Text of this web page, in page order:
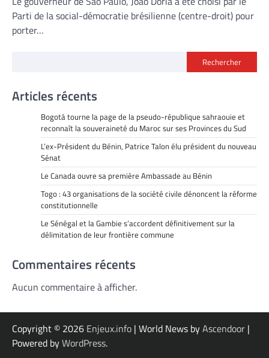
Parti de la social-démocratie brésilienne (centre-droit) pour
porter…
Rechercher
Articles récents
Bogotá tourne la page de la pseudo-république sahraouie et
reconnaît la souveraineté du Maroc sur ses Provinces du Sud
L’ex-Président du Bénin, Patrice Talon élu président du nouveau
Sénat
Le Canada ouvre sa première Ambassade au Bénin
Togo : 43 organisations de la société civile dénoncent la réforme
constitutionnelle
Le Sénégal et la Gambie s’accordent définitivement sur la
délimitation de leur frontière commune
Commentaires récents
Aucun commentaire à afficher.
Copyright © 2026 Enjeux.info | World News byAscendoor |
Powered byWordPress.